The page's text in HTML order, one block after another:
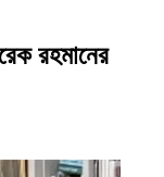
রহমানের